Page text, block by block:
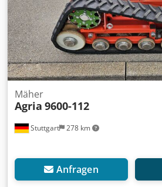
bundesweit 400,-€ per Spedition! -
kann individuell für Sie angefragt
Stuttgart 278 km
Mäher
Agria 9600-112
Anfragen